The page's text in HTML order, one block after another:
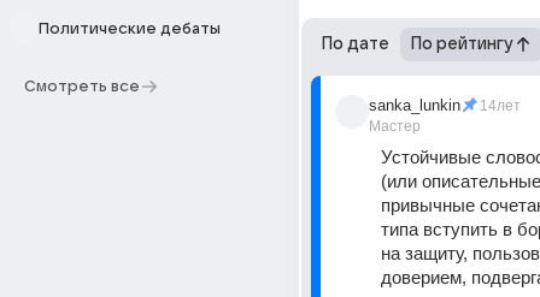
Политические дебаты
Смотреть все
По дате По рейтингу
sanka_lunkin
Мастер
14лет
Устойчивые
(или
привычные
типа вступить в
на защиту,
доверием,